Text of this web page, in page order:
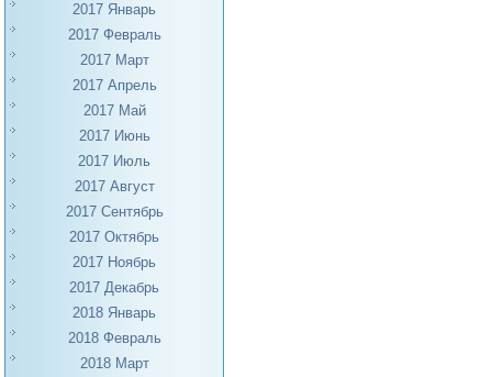
2017 Январь
2017 Февраль
2017 Март
2017 Апрель
2017 Май
2017 Июнь
2017 Июль
2017 Август
2017 Сентябрь
2017 Октябрь
2017 Ноябрь
2017 Декабрь
2018 Январь
2018 Февраль
2018 Март